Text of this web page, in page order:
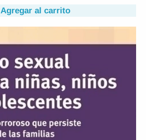
Agregar al carrito